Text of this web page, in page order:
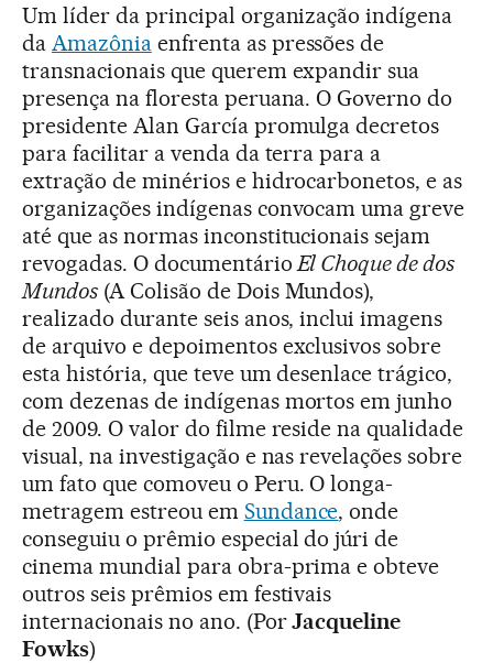
Um líder da principal organização indígena
da Amazôniaenfrenta as pressões de
transnacionais que querem expandir sua
presença na floresta peruana. O Governo do
presidente Alan García promulga decretos
para facilitar a venda da terra para a
extração de minérios e hidrocarbonetos, e as
organizações indígenas convocam uma greve
até que as normas inconstitucionais sejam
revogadas. O documentário El Choque de dos
Mundos(A Colisão de Dois Mundos),
realizado durante seis anos, inclui imagens
de arquivo e depoimentos exclusivos sobre
esta história, que teve um desenlace trágico,
com dezenas de indígenas mortos em junho
de 2009. O valor do filme reside na qualidade
visual, na investigação e nas revelações sobre
um fato que comoveu o Peru. O longa-
metragem estreou em Sundance, onde
conseguiu o prêmio especial do júri de
cinema mundial para obra-prima e obteve
outros seis prêmios em festivais
internacionais no ano. (PorJacqueline
Fowks)